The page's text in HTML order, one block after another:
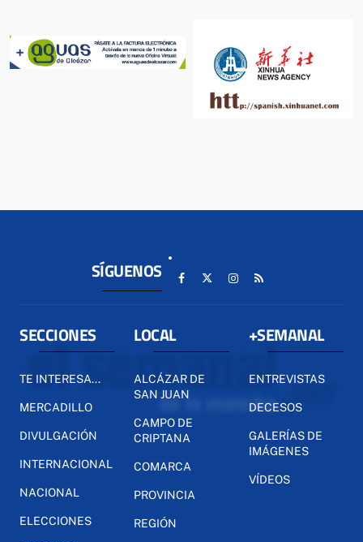
SÍGUENOS
SECCIONES
TE INTERESA...
MERCADILLO
DIVULGACIÓN
INTERNACIONAL
NACIONAL
ELECCIONES
LOCAL
ALCÁZAR DE
SAN JUAN
CAMPO DE
CRIPTANA
COMARCA
PROVINCIA
REGIÓN
+SEMANAL
ENTREVISTAS
DECESOS
GALERÍAS DE
IMÁGENES
VÍDEOS